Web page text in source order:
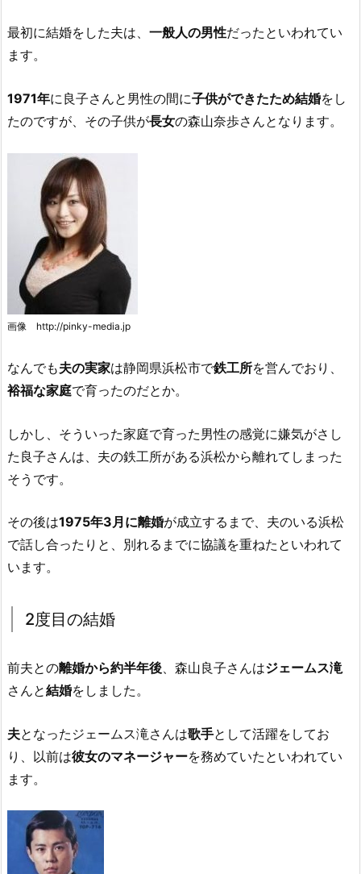
最初に結婚をした夫は、 一般人の男性だったといわれてい
ます。
1971年に良子さんと男性の間に子供ができたため結婚をし
たのですが、その子供が長女の森山奈歩さんとなります。
画像 http://pinky-media.jp
なんでも夫の実家は静岡県浜松市で鉄工所を営んでおり、
裕福な家庭で育ったのだとか。
しかし、そういった家庭で育った男性の感覚に嫌気がさし
た良子さんは、夫の鉄工所がある浜松から離れてしまった
そうです。
その後は1975年3月に離婚が成立するまで、夫のいる浜松
で話し合ったりと、別れるまでに協議を重ねたといわれて
います。
2度目の結婚
前夫との離婚から約半年後、森山良子さんはジェームス滝
さんと結婚をしました。
夫となったジェームス滝さんは歌手として活躍をしてお
り、以前は彼女のマネージャーを務めていたといわれてい
ます。